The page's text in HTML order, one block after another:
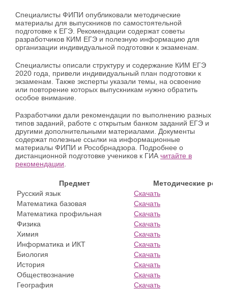
Специалисты ФИПИ опубликовали методические
материалы для выпускников по самостоятельной
подготовке к ЕГЭ. Рекомендации содержат советы
разработчиков КИМ ЕГЭ и полезную информацию для
организации индивидуальной подготовки к экзаменам.
Специалисты описали структуру и содержание КИМ ЕГЭ
2020 года, привели индивидуальный план подготовки к
экзаменам. Также эксперты указали темы, на освоение
или повторение которых выпускникам нужно обратить
особое внимание.
Разработчики дали рекомендации по выполнению разных
типов заданий, работе с открытым банком заданий ЕГЭ и
другими дополнительными материалами. Документы
содержат полезные ссылки на информационные
материалы ФИПИ и Рособрнадзора. Подробнее о
дистанционной подготовке учеников к ГИА читайте в
рекомендации.
Предмет
Методические
Русский язык
Скачать
Математика базовая
Скачать
Математика профильная
Скачать
Физика
Скачать
Химия
Скачать
Информатика и ИКТ
Скачать
Биология
Скачать
История
Скачать
Обществознание
Скачать
География
Скачать